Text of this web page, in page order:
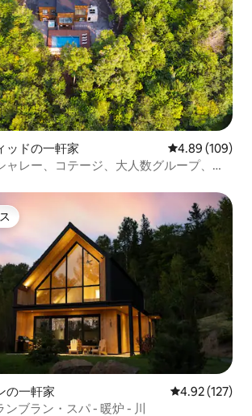
ッドの一軒家 レビュー109
4.89 (109)
ャレー、コテージ、大人数グループ、ス
ョイスです。
の一軒家 レビュー127
4.92 (127)
ンブラン・スパ - 暖炉 - 川